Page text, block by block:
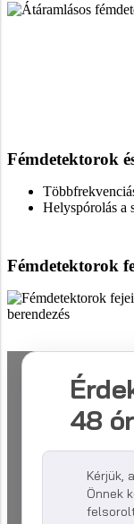
Fémdetektorok
Helyspórolás a
Fémdetektorok
berendezés
48
Kérjük,
Önnek